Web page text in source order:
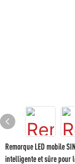
Remorque LED mobile
intelligente et sûre pour